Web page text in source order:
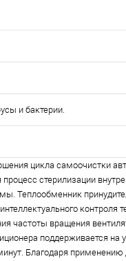
и бактерии.
цикла самоочистки
процесс стерилизации
Теплообменник
контроля
частоты вращения
поддерживается на
Благодаря применению